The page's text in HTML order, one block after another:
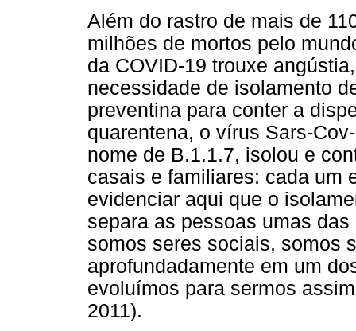
Além do rastro de mais de
milhões de mortos pelo
da COVID-19 trouxe
necessidade de isolamento
preventina para conter a
quarentena, o vírus Sars-
nome de B.1.1.7, isolou e
casais e familiares: cada um
evidenciar aqui que o
separa as pessoas umas
somos seres sociais, somos
aprofundadamente em um
evoluímos para sermos
2011).